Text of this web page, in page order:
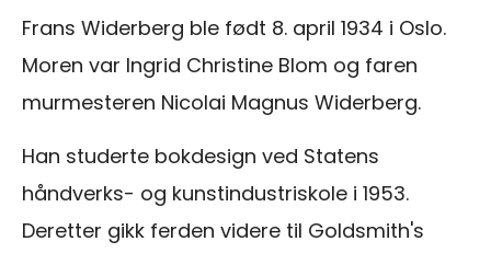
Frans Widerberg ble født 8. april 1934 i Oslo.
Moren var Ingrid Christine Blom og faren
murmesteren Nicolai Magnus Widerberg.
Han studerte bokdesign ved Statens
håndverks- og kunstindustriskole i 1953.
Deretter gikk ferden videre til Goldsmith's